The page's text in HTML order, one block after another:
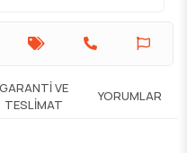
GARANTI VE
TESLIMAT
YORUMLAR